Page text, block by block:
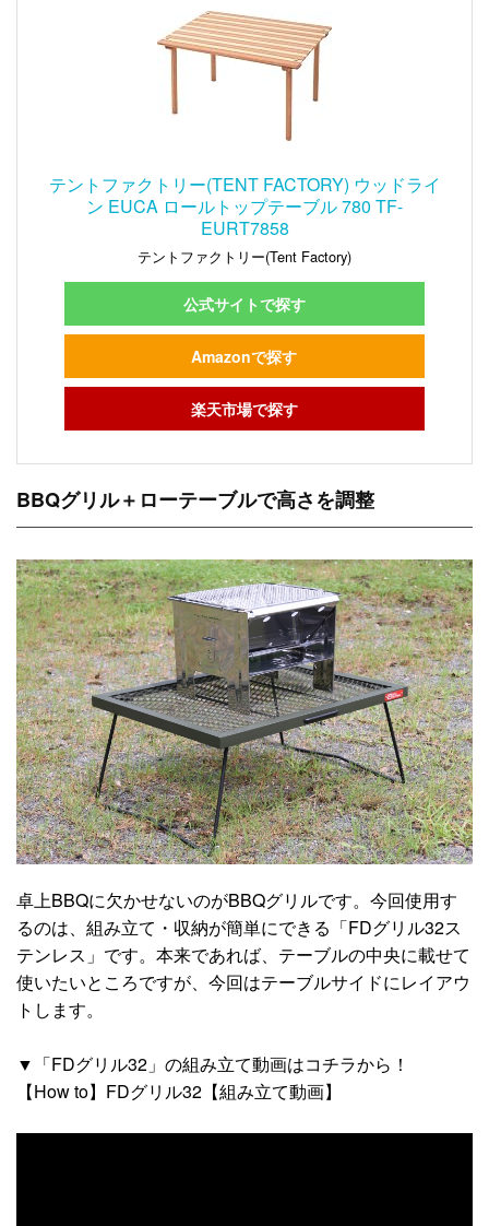
テントファクトリー(TENT FACTORY) ウッドライ
ン EUCA ロールトップテーブル 780 TF-
EURT7858
テントファクトリー(Tent Factory)
公式サイトで探す
Amazonで探す
楽天市場で探す
BBQグリル＋ローテーブルで高さを調整
卓上BBQに欠かせないのがBBQグリルです。今回使用す
るのは、組み立て・収納が簡単にできる「FDグリル32ス
テンレス」です。本来であれば、テーブルの中央に載せて
使いたいところですが、今回はテーブルサイドにレイアウ
トします。
▼「FDグリル32」の組み立て動画はコチラから！
【How to】FDグリル32【組み立て動画】